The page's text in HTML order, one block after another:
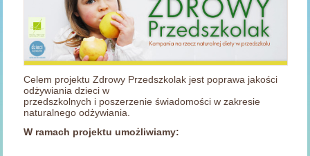
Celem projektu Zdrowy Przedszkolak jest poprawa jakości
odżywiania dzieci w
przedszkolnych i poszerzenie świadomości w zakresie
naturalnego odżywiania.
W ramach projektu umożliwiamy: